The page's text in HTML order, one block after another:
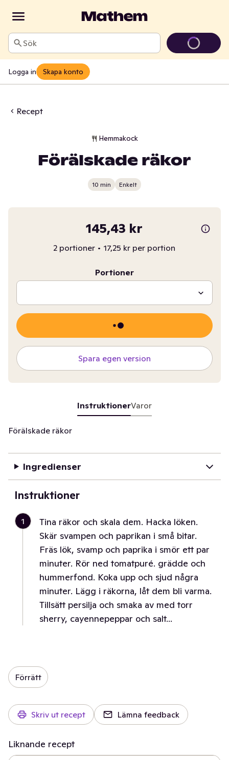
Sök
Logga in Skapa konto
Recept
Hemmakock
Förälskade räkor
10 min Enkelt
145,43 kr
2 portioner • 17,25 kr per portion
Portioner
Spara egen version
InstruktionerVaror
Förälskade räkor
Ingredienser
Instruktioner
1
Tina räkor och skala dem. Hacka löken.
Skär svampen och paprikan i små bitar.
Fräs lök, svamp och paprika i smör ett par
minuter. Rör ned tomatpuré. grädde och
hummerfond. Koka upp och sjud några
minuter. Lägg i räkorna, låt dem bli varma.
Tillsätt persilja och smaka av med torr
sherry, cayennepeppar och salt...
Förrätt
Skriv ut recept Lämna feedback
Liknande recept